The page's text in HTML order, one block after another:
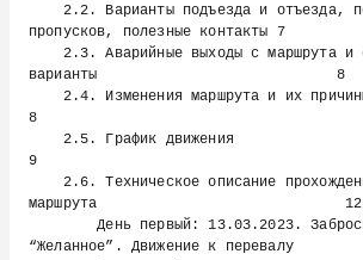
пропусков, полезные контакты 7
варианты                            8
8
9
маршрута                             12
        День первый: 13.03.2023. Заброска на базу
“Желанное”. Движение к перевалу